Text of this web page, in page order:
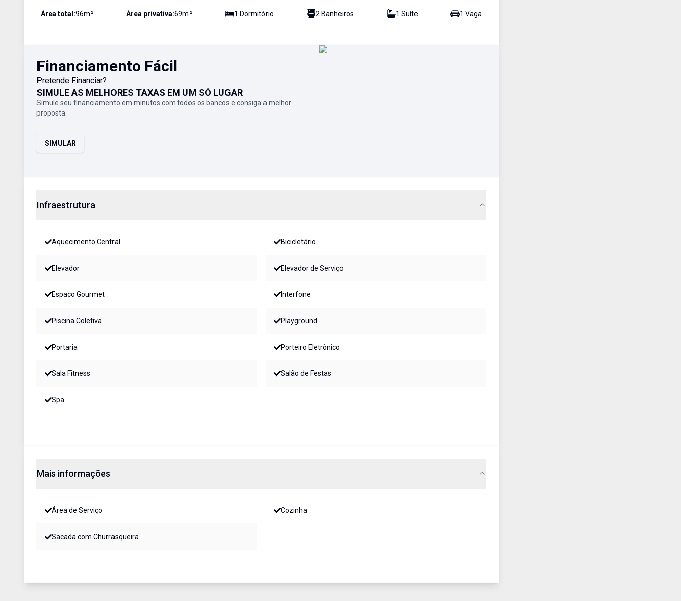
Área total:96m² Área privativa:69m² 1 Dormitório 2 Banheiros 1 Suíte 1 Vaga
Financiamento Fácil
Pretende Financiar?
SIMULE AS MELHORES TAXAS EM UM SÓ LUGAR
Simule seu financiamento em minutos com todos os bancos e consiga a melhor
proposta.
SIMULAR
Infraestrutura
Aquecimento Central Bicicletário
Elevador Elevador de Serviço
Espaco Gourmet Interfone
Piscina Coletiva Playground
Portaria Porteiro Eletrônico
Sala Fitness Salão de Festas
Spa
Mais informações
Área de Serviço Cozinha
Sacada com Churrasqueira